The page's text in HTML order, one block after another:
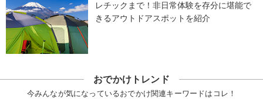
レチックまで！非日常体験を存分に堪能で
きるアウトドアスポットを紹介
おでかけトレンド
今みんなが気になっているおでかけ関連キーワードはコレ！